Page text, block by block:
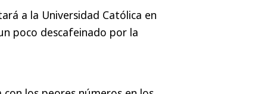
a la Universidad Católica en
poco descafeinado por la